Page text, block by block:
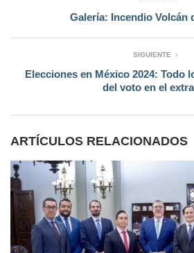
Galería: Incendio Volcán
SIGUIENTE
Elecciones en México 2024: Todo
del voto en el
ARTÍCULOS RELACIONADOS